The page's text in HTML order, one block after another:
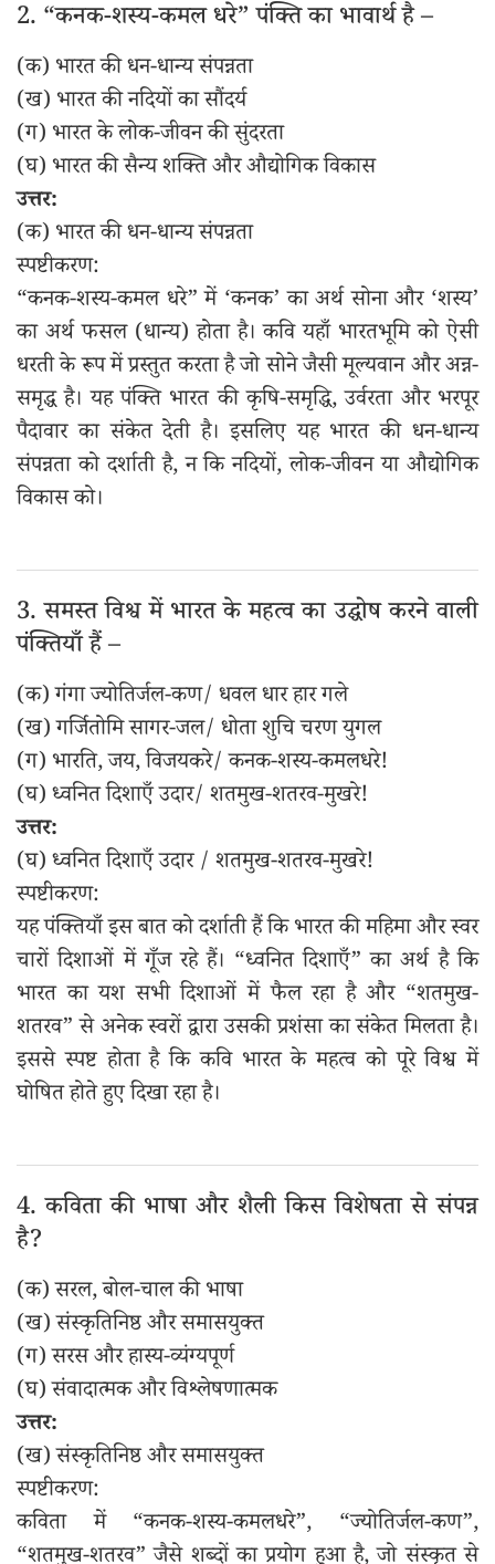
2. “कनक-शस्य-कमल धरे” पंक्ति का भावार्थ है –
(क) भारत की धन-धान्य संपन्नता
(ख) भारत की नदियों का सौंदर्य
(ग) भारत के लोक-जीवन की सुंदरता
(घ) भारत की सैन्य शक्ति और औद्योगिक विकास
उत्तर:
(क) भारत की धन-धान्य संपन्नता
स्पष्टीकरण:
“कनक-शस्य-कमल धरे” में ‘कनक’ का अर्थ सोना और ‘शस्य’
का अर्थ फसल (धान्य) होता है। कवि यहाँ भारतभूमि को ऐसी
धरती के रूप में प्रस्तुत करता है जो सोने जैसी मूल्यवान और अन्न-
समृद्ध है। यह पंक्ति भारत की कृषि-समृद्धि, उर्वरता और भरपूर
पैदावार का संकेत देती है। इसलिए यह भारत की धन-धान्य
संपन्नता को दर्शाती है, न कि नदियों, लोक-जीवन या औद्योगिक
विकास को।
3. समस्त विश्व में भारत के महत्व का उद्घोष करने वाली
पंक्तियाँ हैं –
(क) गंगा ज्योतिर्जल-कण/ धवल धार हार गले
(ख) गर्जितोमि सागर-जल/ धोता शुचि चरण युगल
(ग) भारति, जय, विजयकरे/ कनक-शस्य-कमलधरे!
(घ) ध्वनित दिशाएँ उदार/ शतमुख-शतरव-मुखरे!
उत्तर:
(घ) ध्वनित दिशाएँ उदार / शतमुख-शतरव-मुखरे!
स्पष्टीकरण:
यह पंक्तियाँ इस बात को दर्शाती हैं कि भारत की महिमा और स्वर
चारों दिशाओं में गूँज रहे हैं। “ध्वनित दिशाएँ” का अर्थ है कि
भारत का यश सभी दिशाओं में फैल रहा है और “शतमुख-
शतरव” से अनेक स्वरों द्वारा उसकी प्रशंसा का संकेत मिलता है।
इससे स्पष्ट होता है कि कवि भारत के महत्व को पूरे विश्व में
घोषित होते हुए दिखा रहा है।
4. कविता की भाषा और शैली किस विशेषता से संपन्न
है?
(क) सरल, बोल-चाल की भाषा
(ख) संस्कृतिनिष्ठ और समासयुक्त
(ग) सरस और हास्य-व्यंग्यपूर्ण
(घ) संवादात्मक और विश्लेषणात्मक
उत्तर:
(ख) संस्कृतिनिष्ठ और समासयुक्त
स्पष्टीकरण:
कविता में “कनक-शस्य-कमलधरे”, “ज्योतिर्जल-कण”,